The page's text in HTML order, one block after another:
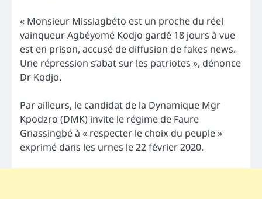
« Monsieur Missiagbéto est un proche du réel
vainqueur Agbéyomé Kodjo gardé 18 jours à vue
est en prison, accusé de diffusion de fakes news.
Une répression s’abat sur les patriotes », dénonce
Dr Kodjo.
Par ailleurs, le candidat de la Dynamique Mgr
Kpodzro (DMK) invite le régime de Faure
Gnassingbé à « respecter le choix du peuple »
exprimé dans les urnes le 22 février 2020.